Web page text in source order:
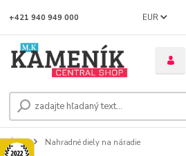
EUR
+421 940 949 000
Úvod Nahradné diely na náradie